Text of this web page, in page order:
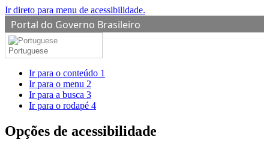
Ir direto para menu de acessibilidade.
Portal do Governo Brasileiro
Portuguese
Ir para o conteúdo 1
Ir para o menu 2
Ir para a busca 3
Ir para o rodapé 4
Opções de acessibilidade